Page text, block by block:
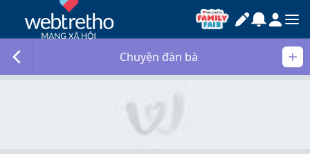
Chuyện đàn bà